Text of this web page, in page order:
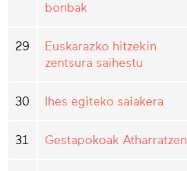
bonbak
29
Euskarazko hitzekin
zentsura saihestu
30 Ihes egiteko saiakera
31 Gestapokoak Atharratzen